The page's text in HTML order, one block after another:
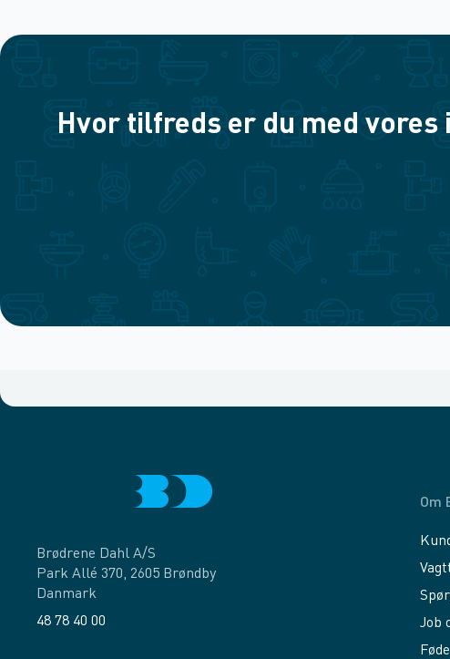
Hvor tilfreds er du med
Brødrene Dahl A/S
Park Allé 370, 2605 Brøndby
Danmark
48 78 40 00
Om
Job